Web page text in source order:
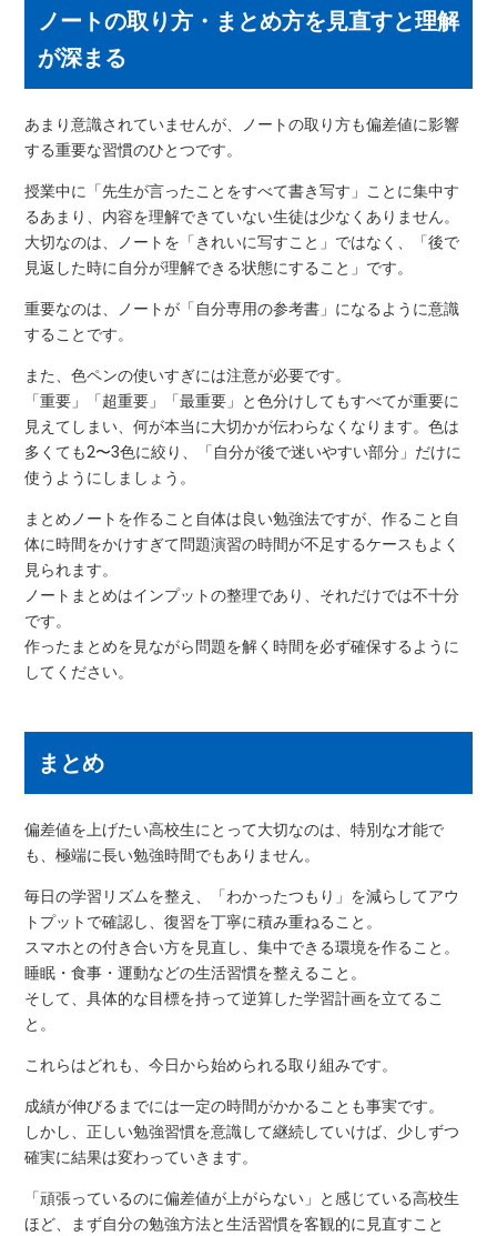
ノートの取り方・まとめ方を見直すと理解
が深まる
あまり意識されていませんが、ノートの取り方も偏差値に影響
する重要な習慣のひとつです。
授業中に「先生が言ったことをすべて書き写す」ことに集中す
るあまり、内容を理解できていない生徒は少なくありません。
大切なのは、ノートを「きれいに写すこと」ではなく、「後で
見返した時に自分が理解できる状態にすること」です。
重要なのは、ノートが「自分専用の参考書」になるように意識
することです。
また、色ペンの使いすぎには注意が必要です。
「重要」「超重要」「最重要」と色分けしてもすべてが重要に
見えてしまい、何が本当に大切かが伝わらなくなります。色は
多くても2〜3色に絞り、「自分が後で迷いやすい部分」だけに
使うようにしましょう。
まとめノートを作ること自体は良い勉強法ですが、作ること自
体に時間をかけすぎて問題演習の時間が不足するケースもよく
見られます。
ノートまとめはインプットの整理であり、それだけでは不十分
です。
作ったまとめを見ながら問題を解く時間を必ず確保するように
してください。
まとめ
偏差値を上げたい高校生にとって大切なのは、特別な才能で
も、極端に長い勉強時間でもありません。
毎日の学習リズムを整え、「わかったつもり」を減らしてアウ
トプットで確認し、復習を丁寧に積み重ねること。
スマホとの付き合い方を見直し、集中できる環境を作ること。
睡眠・食事・運動などの生活習慣を整えること。
そして、具体的な目標を持って逆算した学習計画を立てるこ
と。
これらはどれも、今日から始められる取り組みです。
成績が伸びるまでには一定の時間がかかることも事実です。
しかし、正しい勉強習慣を意識して継続していけば、少しずつ
確実に結果は変わっていきます。
「頑張っているのに偏差値が上がらない」と感じている高校生
ほど、まず自分の勉強方法と生活習慣を客観的に見直すこと